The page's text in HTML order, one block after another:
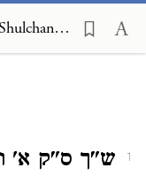
Haggahot Imrei Barukh on Shulchan Arukh, Choshen Mishpat 31
1 ש"ך ס"ק א'